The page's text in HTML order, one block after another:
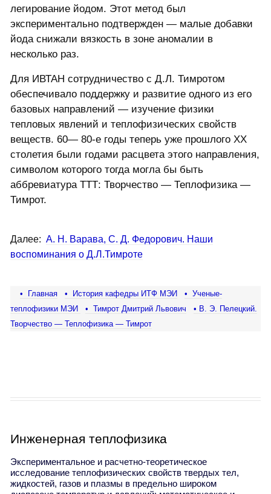
легирование йодом. Этот метод был
экспериментально подтвержден — малые добавки
йода снижали вязкость в зоне аномалии в
несколько раз.
Для ИВТАН сотрудничество с Д.Л. Тимротом
обеспечивало поддержку и развитие одного из его
базовых направлений — изучение физики
тепловых явлений и теплофизических свойств
веществ. 60— 80-е годы теперь уже прошлого XX
столетия были годами расцвета этого направления,
символом которого тогда могла бы быть
аббревиатура ТТТ: Творчество — Теплофизика —
Тимрот.
Далее: А. Н. Варава, С. Д. Федорович. Наши
воспоминания о Д.Л.Тимроте
• Главная • История кафедры ИТФ МЭИ
• Ученые-
теплофизики МЭИ
• Тимрот Дмитрий Львович
• В. Э. Пелецкий.
Творчество — Теплофизика — Тимрот
Инженерная теплофизика
Экспериментальное и расчетно-теоретическое
исследование теплофизических свойств твердых тел,
жидкостей, газов и плазмы в предельно широком